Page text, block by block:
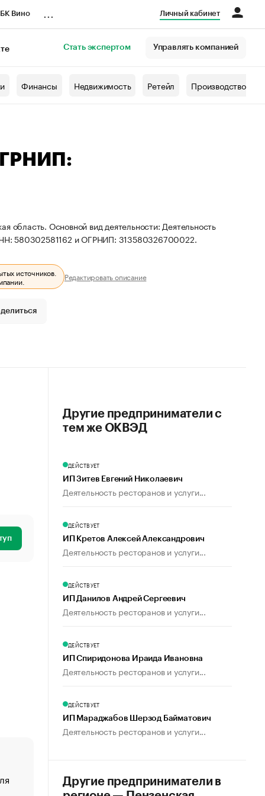
Вино Личный кабинет
Стать экспертом Управлять компанией
Финансы Недвижимость Ретейл Производство
область. Основной вид деятельности: Деятельность
580302581162 и ОГРНИП: 313580326700022.
источников.
Редактировать описание
«От спорта тело стареет иначе». Как живет глава
создавшей GTA
Другие предприниматели с
тем же ОКВЭД
ДЕЙСТВУЕТ
ИП Зитев Евгений Николаевич
Деятельность ресторанов и услуги...
ДЕЙСТВУЕТ
ИП Кретов Алексей Александрович
Деятельность ресторанов и услуги...
ДЕЙСТВУЕТ
ИП Данилов Андрей Сергеевич
Деятельность ресторанов и услуги...
ДЕЙСТВУЕТ
ИП Спиридонова Ираида Ивановна
Деятельность ресторанов и услуги...
ДЕЙСТВУЕТ
ИП Мараджабов Шерзод Байматович
Деятельность ресторанов и услуги...
Другие предприниматели в